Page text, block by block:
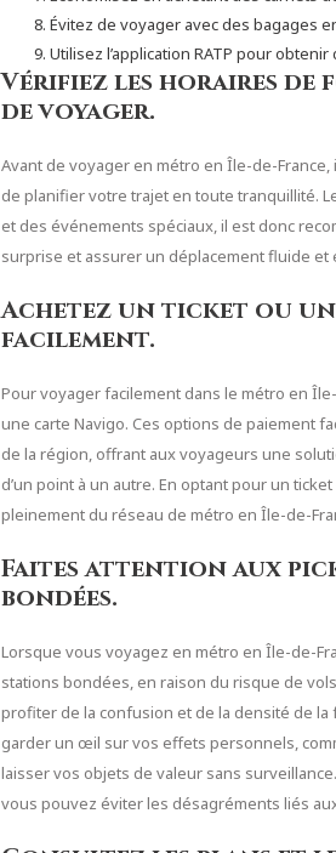
Évitez de voyager avec des bagages
Utilisez l’application RATP pour
Vérifiez les horaires
de voyager.
Avant de voyager en métro en Île-de-
de planifier votre trajet en toute tranquillité.
et des événements spéciaux, il est donc
surprise et assurer un déplacement fluide et
Achetez un ticket ou
facilement.
Pour voyager facilement dans le métro en
une carte Navigo. Ces options de paiement
de la région, offrant aux voyageurs une
d’un point à un autre. En optant pour un
pleinement du réseau de métro en Île-de-
Faites attention aux
bondées.
Lorsque vous voyagez en métro en Île-de-
stations bondées, en raison du risque de
profiter de la confusion et de la densité de
garder un œil sur vos effets personnels,
laisser vos objets de valeur sans
vous pouvez éviter les désagréments liés